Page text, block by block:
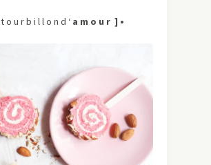
t o u r b i l l o n d ‘ a m o u r ] •